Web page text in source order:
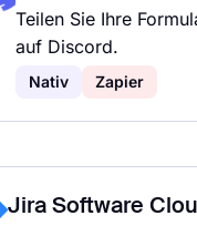
Teilen Sie Ihre
auf Discord.
Nativ Zapier
Jira Software